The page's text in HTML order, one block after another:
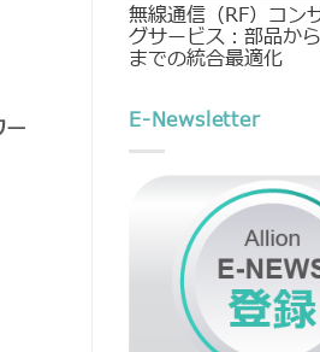
無線通信（RF）コン
グサービス：部品か
までの統合最適化
E-Newsletter